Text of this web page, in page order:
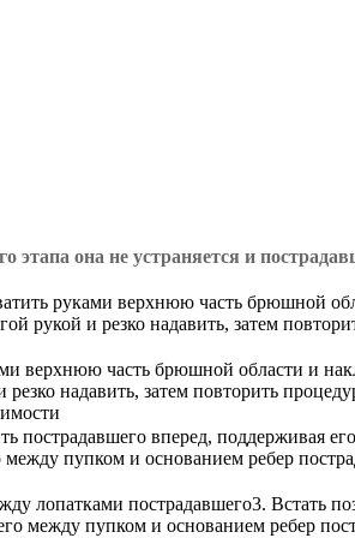
этапа она не устраняется и
руками верхнюю часть брюшной
рукой и резко надавить, затем
верхнюю часть брюшной области и
надавить, затем повторить
пострадавшего вперед, поддерживая
пупком и основанием ребер
лопатками пострадавшего3. Встать
между пупком и основанием ребер